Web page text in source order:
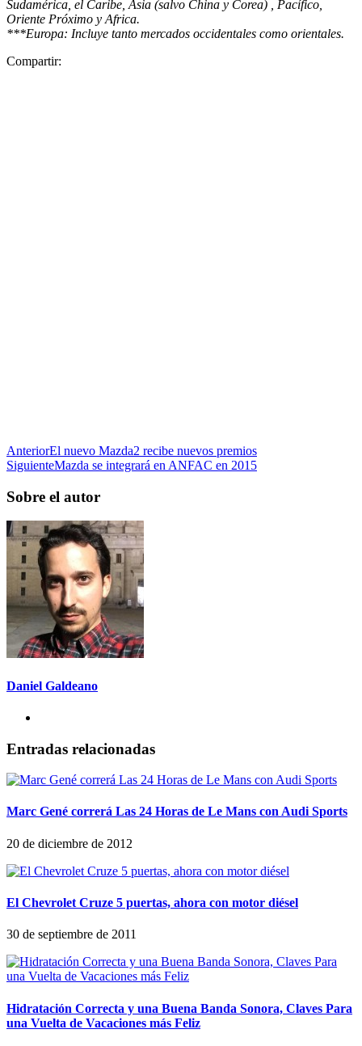
Sudamérica, el Caribe, Asia (salvo China y Corea) , Pacífico,
Oriente Próximo y Africa.
***Europa: Incluye tanto mercados occidentales como orientales.
Compartir:
AnteriorEl nuevo Mazda2 recibe nuevos premios
SiguienteMazda se integrará en ANFAC en 2015
Sobre el autor
Daniel Galdeano
Entradas relacionadas
Marc Gené correrá Las 24 Horas de Le Mans con Audi Sports
20 de diciembre de 2012
El Chevrolet Cruze 5 puertas, ahora con motor diésel
30 de septiembre de 2011
Hidratación Correcta y una Buena Banda Sonora, Claves Para
una Vuelta de Vacaciones más Feliz